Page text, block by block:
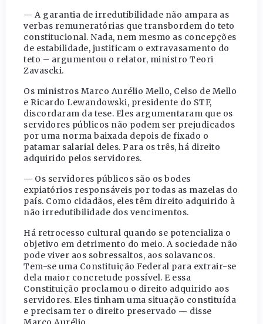
— A garantia de irredutibilidade não ampara as
verbas remuneratórias que transbordem do teto
constitucional. Nada, nem mesmo as concepções
de estabilidade, justificam o extravasamento do
teto – argumentou o relator, ministro Teori
Zavascki.
Os ministros Marco Aurélio Mello, Celso de Mello
e Ricardo Lewandowski, presidente do STF,
discordaram da tese. Eles argumentaram que os
servidores públicos não podem ser prejudicados
por uma norma baixada depois de fixado o
patamar salarial deles. Para os três, há direito
adquirido pelos servidores.
— Os servidores públicos são os bodes
expiatórios responsáveis por todas as mazelas do
país. Como cidadãos, eles têm direito adquirido à
não irredutibilidade dos vencimentos.
Há retrocesso cultural quando se potencializa o
objetivo em detrimento do meio. A sociedade não
pode viver aos sobressaltos, aos solavancos.
Tem-se uma Constituição Federal para extrair-se
dela maior concretude possível. E essa
Constituição proclamou o direito adquirido aos
servidores. Eles tinham uma situação constituída
e precisam ter o direito preservado — disse